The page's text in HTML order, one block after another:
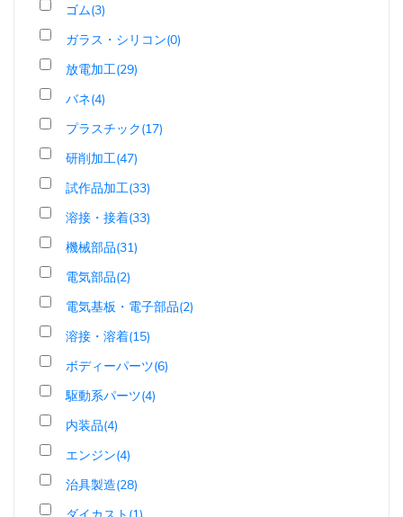
ゴム(3)
ガラス・シリコン(0)
放電加工(29)
バネ(4)
プラスチック(17)
研削加工(47)
試作品加工(33)
溶接・接着(33)
機械部品(31)
電気部品(2)
電気基板・電子部品(2)
溶接・溶着(15)
ボディーパーツ(6)
駆動系パーツ(4)
内装品(4)
エンジン(4)
治具製造(28)